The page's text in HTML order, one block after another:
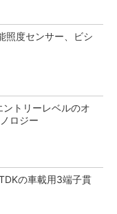
照度センサー、ビシ
トリーレベルのオ
ロジー
の車載用3端子貫